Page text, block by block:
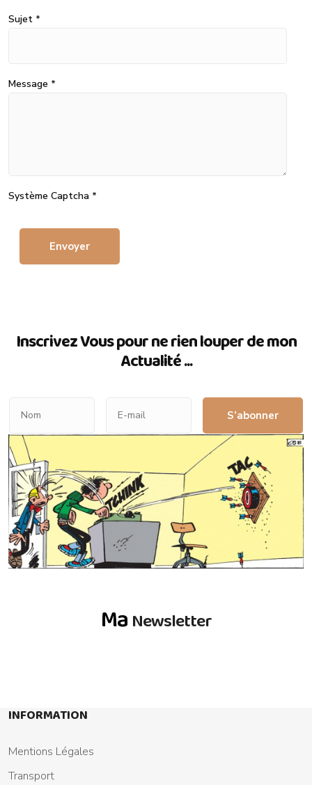
Sujet *
Message *
Système Captcha *
Envoyer
Inscrivez Vous pour ne rien louper de mon
Actualité ...
S’abonner
Ma Newsletter
INFORMATION
Mentions Légales
Transport